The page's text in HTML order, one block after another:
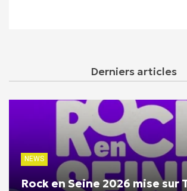
Derniers articles
NEWS
Rock en Seine 2026 mise sur